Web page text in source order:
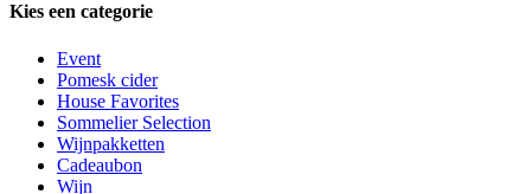
Kies een categorie
Event
Pomesk cider
House Favorites
Sommelier Selection
Wijnpakketten
Cadeaubon
Wijn